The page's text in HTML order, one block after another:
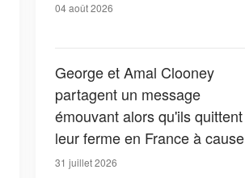
04 août 2026
George et Amal Clooney
partagent un message
émouvant alors qu'ils quittent
leur ferme en France à cause
des feux de forêt — Tous les
31 juillet 2026